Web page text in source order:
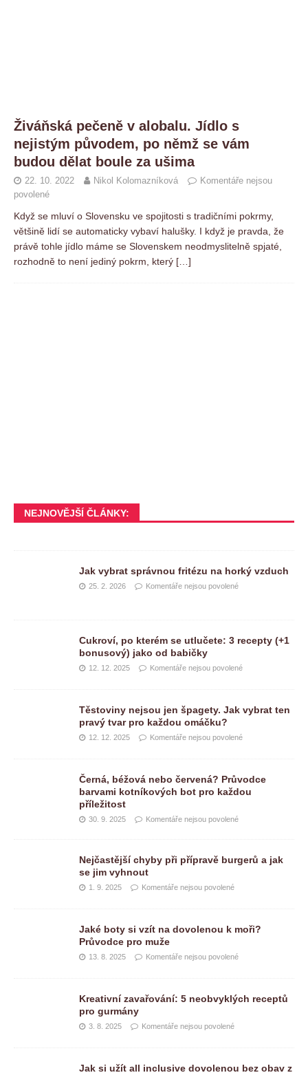
Živáňská pečeně v alobalu. Jídlo s
nejistým původem, po němž se vám
budou dělat boule za ušima
22. 10. 2022 Nikol Kolomazníková
Komentáře nejsou
povolené
Když se mluví o Slovensku ve spojitosti s tradičními pokrmy,
většině lidí se automaticky vybaví halušky. I když je pravda, že
právě tohle jídlo máme se Slovenskem neodmyslitelně spjaté,
rozhodně to není jediný pokrm, který […]
NEJNOVĚJŠÍ ČLÁNKY:
Jak vybrat správnou fritézu na horký vzduch
25. 2. 2026 Komentáře nejsou povolené
Cukroví, po kterém se utlučete: 3 recepty (+1
bonusový) jako od babičky
12. 12. 2025 Komentáře nejsou povolené
Těstoviny nejsou jen špagety. Jak vybrat ten
pravý tvar pro každou omáčku?
12. 12. 2025 Komentáře nejsou povolené
Černá, béžová nebo červená? Průvodce
barvami kotníkových bot pro každou
příležitost
30. 9. 2025 Komentáře nejsou povolené
Nejčastější chyby při přípravě burgerů a jak
se jim vyhnout
1. 9. 2025 Komentáře nejsou povolené
Jaké boty si vzít na dovolenou k moři?
Průvodce pro muže
13. 8. 2025 Komentáře nejsou povolené
Kreativní zavařování: 5 neobvyklých receptů
pro gurmány
3. 8. 2025 Komentáře nejsou povolené
Jak si užít all inclusive dovolenou bez obav z